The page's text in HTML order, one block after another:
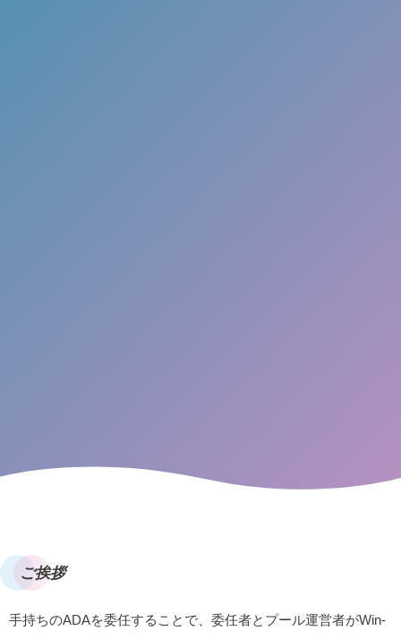
ご挨拶
手持ちのADAを委任することで、委任者とプール運営者がWin-